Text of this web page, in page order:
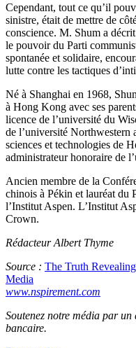
Cependant, tout ce qu’il
sinistre, était de mettre de
conscience. M. Shum a décrit
le pouvoir du Parti
spontanée et solidaire,
lutte contre les tactiques
Né à Shanghai en 1968,
à Hong Kong avec ses
licence de l’université du
de l’université Northwestern
sciences et technologies de
administrateur honoraire de
Ancien membre de la
chinois à Pékin et lauréat du
l’Institut Aspen. L’Institut
Crown.
Rédacteur Albert Thyme
Source : The Truth
Media
www.nspirement.com
Soutenez notre média par
bancaire.